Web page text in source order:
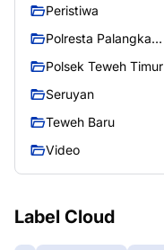
Peristiwa
Polresta Palangka
Raya
Polsek Teweh Timur
Seruyan
Teweh Baru
Video
Label Cloud